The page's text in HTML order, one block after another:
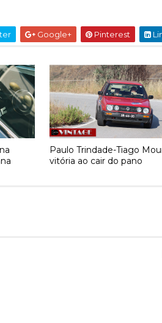
Google+ Pinterest
Paulo Trindade-Tiago
vitória ao cair do pano